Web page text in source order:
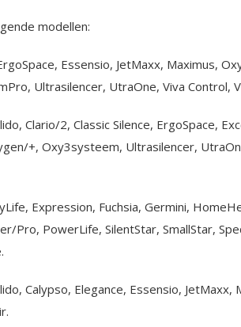
modellen:
Essensio, JetMaxx, Maximus,
Ultrasilencer, UtraOne, Viva Control,
Clario/2, Classic Silence, ErgoSpace,
+, Oxy3systeem, Ultrasilencer,
Expression, Fuchsia, Germini,
Pro, PowerLife, SilentStar, SmallStar,
Calypso, Elegance, Essensio, JetMaxx,